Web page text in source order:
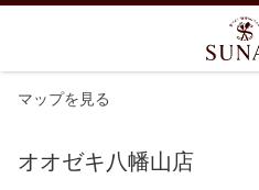
マップを見る
オオゼキ八幡山店